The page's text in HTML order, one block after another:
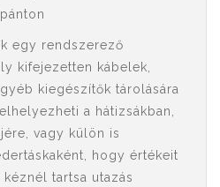
egy rendszerező
kifejezetten kábelek,
kiegészítők tárolására
a hátizsákban,
vagy külön is
hogy értékeit
tartsa utazás